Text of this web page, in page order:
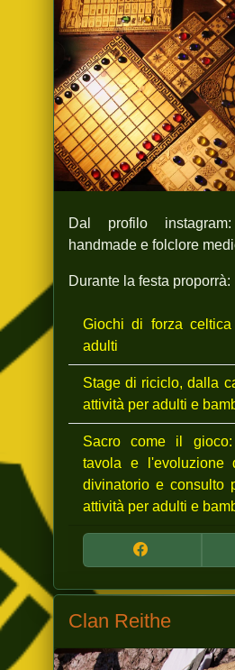
Dal profilo
handmade e folclore
Durante la festa proporrà:
Giochi di forza
adulti
Stage di riciclo, dalla
attività per adulti e
Sacro come il
tavola e l'evoluzione
divinatorio e consulto
attività per adulti e
Clan Reithe